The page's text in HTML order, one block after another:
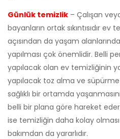
Günlük temizlik – Çalışan
bayanların ortak sıkıntısıdır ev
açısından da yaşam
yapılması çok önemlidir. Belli
yapılacak olan ev temizliğinin
yapılacak toz alma ve
sağlıklı bir ortamda
belli bir plana göre hareket
ise temizliğin daha kolay
bakımdan da yararlıdır.